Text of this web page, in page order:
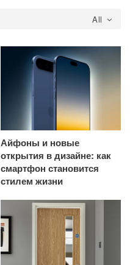
All
Айфоны и новые
открытия в дизайне: как
смартфон становится
стилем жизни